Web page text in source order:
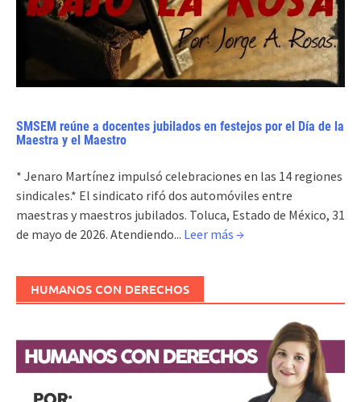
SMSEM reúne a docentes jubilados en festejos por el Día de la
Maestra y el Maestro
* Jenaro Martínez impulsó celebraciones en las 14 regiones
sindicales.* El sindicato rifó dos automóviles entre
maestras y maestros jubilados. Toluca, Estado de México, 31
de mayo de 2026. Atendiendo... Leer más →
HUMANOS CON DERECHOS